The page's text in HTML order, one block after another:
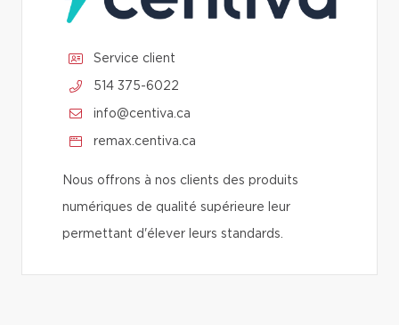
Service client
514 375-6022
info@centiva.ca
remax.centiva.ca
Nous offrons à nos clients des produits
numériques de qualité supérieure leur
permettant d'élever leurs standards.